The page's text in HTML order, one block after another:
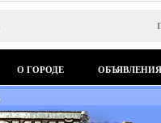
О ГОРОДЕ ОБЪЯВЛЕНИЯ